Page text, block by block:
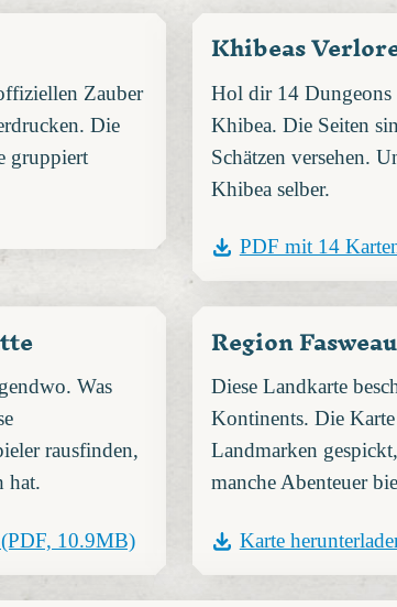
Zauber
Die
gruppiert
Khibeas
Hol dir 14 Dungeons
Khibea. Die Seiten
Schätzen versehen.
Khibea selber.
PDF mit 14
Was
rausfinden,
hat.
10.9MB)
Region
Diese Landkarte
Kontinents. Die
Landmarken
manche Abenteuer
Karte